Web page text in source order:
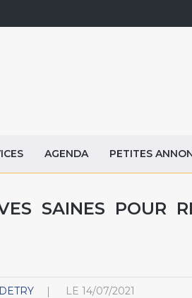
AGENDA PETITES
SAINES POUR
LE 14/07/2021